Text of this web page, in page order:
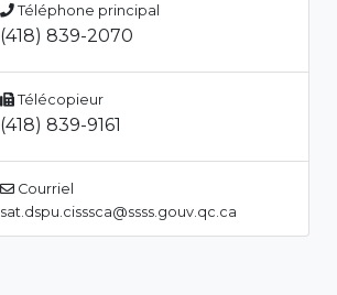
Téléphone principal
(418) 839-2070
Télécopieur
(418) 839-9161
Courriel
sat.dspu.cisssca@ssss.gouv.qc.ca